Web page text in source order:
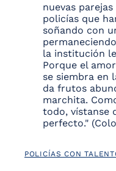
nuevas
policías que
soñando con
la institución
Porque el
se siembra en
da frutos
marchita.
todo, vístanse
perfecto."
POLICÍAS CON